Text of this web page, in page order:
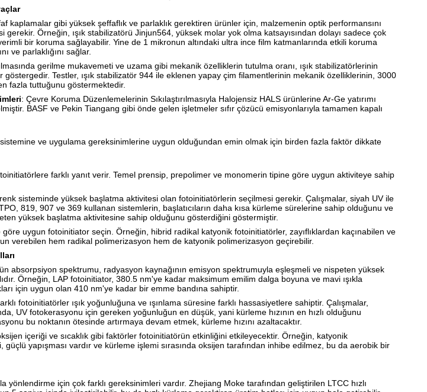
kaplamalar gibi yüksek şeffaflık ve parlaklık gerektiren ürünler için, malzemenin optik performansını
gerekir. Örneğin, ışık stabilizatörü Jinjun564, yüksek molar yok olma katsayısından dolayı sadece çok
bir koruma sağlayabilir. Yine de 1 mikronun altındaki ultra ince film katmanlarında etkili koruma
ve parlaklığını sağlar.
gerilme mukavemeti ve uzama gibi mekanik özelliklerin tutulma oranı, ışık stabilizatörlerinin
Testler, ışık stabilizatör 944 ile eklenen yapay çim filamentlerinin mekanik özelliklerinin, 3000
fazla tuttuğunu göstermektedir.
: Çevre Koruma Düzenlemelerinin Sıkılaştırılmasıyla Halojensiz HALS ürünlerine Ar-Ge yatırımı
BASF ve Pekin Tiangang gibi önde gelen işletmeler sıfır çözücü emisyonlarıyla tamamen kapalı
ve uygulama gereksinimlerine uygun olduğundan emin olmak için birden fazla faktör dikkate
farklı yanıt verir. Temel prensip, prepolimer ve monomerin tipine göre uygun aktiviteye sahip
sisteminde yüksek başlatma aktivitesi olan fotoinitiatörlerin seçilmesi gerekir. Çalışmalar, siyah UV ile
819, 907 ve 369 kullanan sistemlerin, başlatıcıların daha kısa kürleme sürelerine sahip olduğunu ve
yüksek başlatma aktivitesine sahip olduğunu gösterdiğini göstermiştir.
uygun fotoinitiator seçin. Örneğin, hibrid radikal katyonik fotoinitiatörler, zayıflıklardan kaçınabilen ve
verebilen hem radikal polimerizasyon hem de katyonik polimerizasyon geçirebilir.
absorpsiyon spektrumu, radyasyon kaynağının emisyon spektrumuyla eşleşmeli ve nispeten yüksek
Örneğin, LAP fotoinitiator, 380.5 nm'ye kadar maksimum emilim dalga boyuna ve mavi ışıkla
için uygun olan 410 nm'ye kadar bir emme bandına sahiptir.
fotoinitiatörler ışık yoğunluğuna ve ışınlama süresine farklı hassasiyetlere sahiptir. Çalışmalar,
UV fotokerasyonu için gereken yoğunluğun en düşük, yani kürleme hızının en hızlı olduğunu
bu noktanın ötesinde artırmaya devam etmek, kürleme hızını azaltacaktır.
içeriği ve sıcaklık gibi faktörler fotoinitiatörün etkinliğini etkileyecektir. Örneğin, katyonik
yapışması vardır ve kürleme işlemi sırasında oksijen tarafından inhibe edilmez, bu da aerobik bir
yönlendirme için çok farklı gereksinimleri vardır. Zhejiang Moke tarafından geliştirilen LTCC hızlı